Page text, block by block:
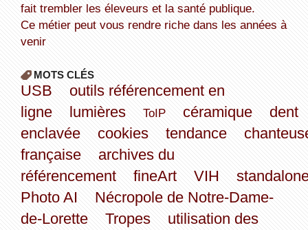
fait trembler les éleveurs et la santé publique.
Ce métier peut vous rendre riche dans les années à
venir
MOTS CLÉS
USB
outils référencement en
ligne
lumières ToIP céramique
dent
enclavée
cookies tendance
française
archives du
référencement
fineArt VIH
Photo AI
Nécropole de Notre-Dame-
de-Lorette
Tropes
utilisation des